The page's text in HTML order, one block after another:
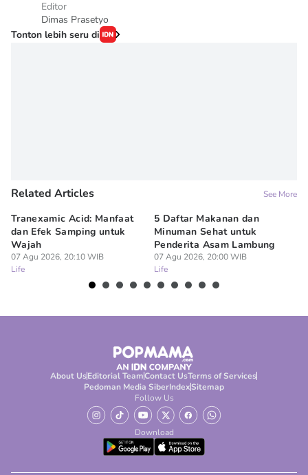
Editor
Dimas Prasetyo
Tonton lebih seru di
Related Articles See More
Tranexamic Acid: Manfaat
dan Efek Samping untuk
Wajah
07 Agu 2026, 20:10 WIB
Life
5 Daftar Makanan dan
Minuman Sehat untuk
Penderita Asam Lambung
07 Agu 2026, 20:00 WIB
Life
About UsEditorial TeamContact UsTerms of Services
Pedoman Media SiberIndexSitemap
Follow Us
Download